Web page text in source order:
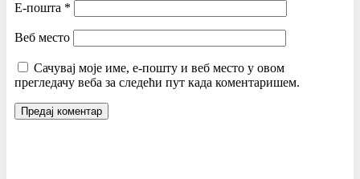
Е-пошта *
Веб место
Сачувај моје име, е-пошту и веб место у овом
прегледачу веба за следећи пут када коментаришем.